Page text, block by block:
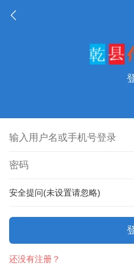
安全提问(未设置请忽略)
还没有注册？